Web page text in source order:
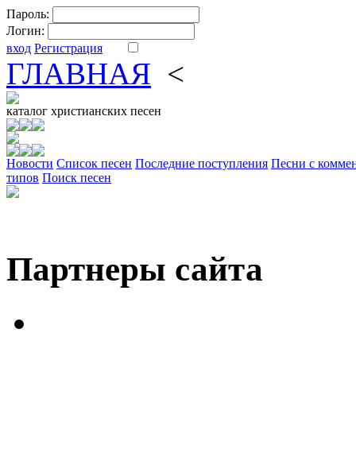
Пароль:
Логин:
вход Регистрация
ГЛАВНАЯ <
каталог христианских песен
Новости Cписок песен Последние поступления Песни с
типов Поиск песен
Партнеры сайта